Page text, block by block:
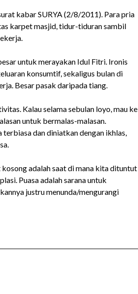
kabar SURYA (2/8/2011). Para pria
karpet masjid, tidur-tiduran sambil
untuk merayakan Idul Fitri. Ironis
konsumtif, sekaligus bulan di
Besar pasak daripada tiang.
Kalau selama sebulan loyo, mau ke
untuk bermalas-malasan.
dan diniatkan dengan ikhlas,
adalah saat di mana kita dituntut
Puasa adalah sarana untuk
justru menunda/mengurangi